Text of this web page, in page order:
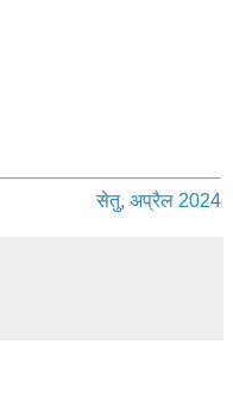
सेतु, अप्रैल 2024